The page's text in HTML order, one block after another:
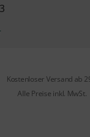
Kostenloser Versand ab
Alle Preise inkl. MwSt.